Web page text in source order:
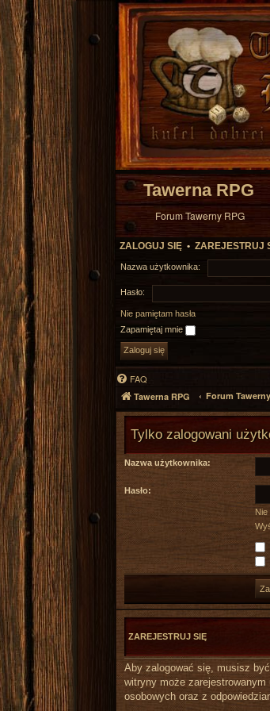
Tawerna RPG
Forum Tawerny RPG
ZALOGUJ SIĘ • ZAREJESTRUJ
Nazwa użytkownika:
Hasło:
Nie pamiętam hasła
Zapamiętaj mnie
FAQ
Tawerna RPG Forum
Tylko zalogowani
Nazwa użytkownika:
Hasło:
Nie
ZAREJESTRUJ SIĘ
Aby zalogować się, musisz
witryny może
osobowych oraz z